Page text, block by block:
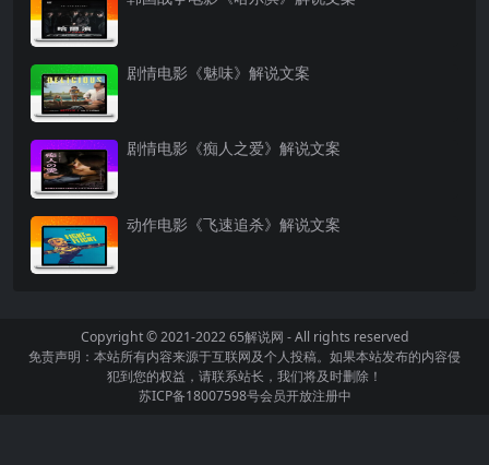
剧情电影《魅味》解说文案
剧情电影《痴人之爱》解说文案
动作电影《飞速追杀》解说文案
Copyright © 2021-202265解说网 - All rights reserved
免责声明：本站所有内容来源于互联网及个人投稿。如果本站发布的内容侵
犯到您的权益，请联系站长，我们将及时删除！
苏ICP备18007598号会员开放注册中